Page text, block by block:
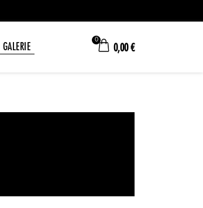
GALERIE
0
0,00€